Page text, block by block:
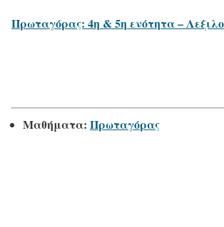
Πρωταγόρας: 4η & 5η ενότητα –
Μαθήματα: Πρωταγόρας